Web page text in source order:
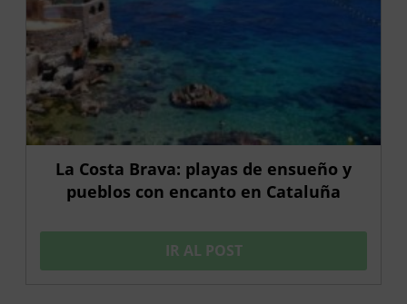
La Costa Brava: playas de ensueño y
pueblos con encanto en Cataluña
IR AL POST